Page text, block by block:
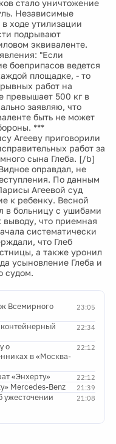
стало уничтожение
Независимые
ходе утилизации
подрывают
эквиваленте.
"Если
боеприпасов ведется
площадке, - то
работ на
превышает 500 кг в
заявляю, что
быть не может
***
Агееву приговорили
работ за
сына Глеба. [/b]
оправдал, не
По данным
Агеевой суд
к ребенку. Весной
в больницу с ушибами
что приемная
систематически
что Глеб
а также уронил
усыновление Глеба и
судом.
23:05
Всемирного
22:34
22:12
о
в «Москва-
22:12
«Энхерту»
21:39
Mercedes-Benz
21:08
ужесточении